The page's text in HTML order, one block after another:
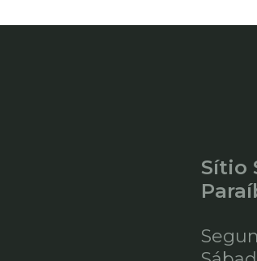
Sítio